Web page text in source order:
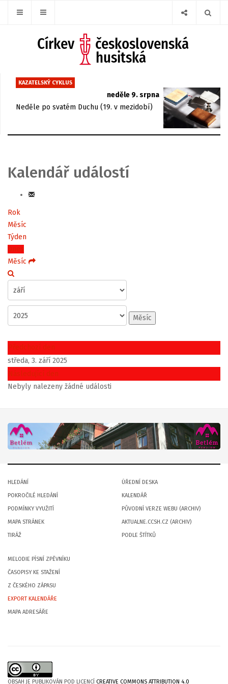
KAZATELSKÝ CYKLUS
neděle 9. srpna
Neděle po svatém Duchu (19. v mezidobí)
Kalendář událostí
Rok
Měsíc
Týden
Dnes
Měsíc
Měsíc
Předchozí den
středa, 3. září 2025
Následující den
Nebyly nalezeny žádné události
HLEDÁNÍ
POKROČILÉ HLEDÁNÍ
PODMÍNKY VYUŽITÍ
MAPA STRÁNEK
TIRÁŽ
ÚŘEDNÍ DESKA
KALENDÁŘ
PŮVODNÍ VERZE WEBU (ARCHIV)
AKTUALNE.CCSH.CZ (ARCHIV)
PODLE ŠTÍTKŮ
MELODIE PÍSNÍ ZPĚVNÍKU
ČASOPISY KE STAŽENÍ
Z ČESKÉHO ZÁPASU
EXPORT KALENDÁŘE
MAPA ADRESÁŘE
OBSAH JE PUBLIKOVÁN POD LICENCÍ CREATIVE COMMONS ATTRIBUTION 4.0